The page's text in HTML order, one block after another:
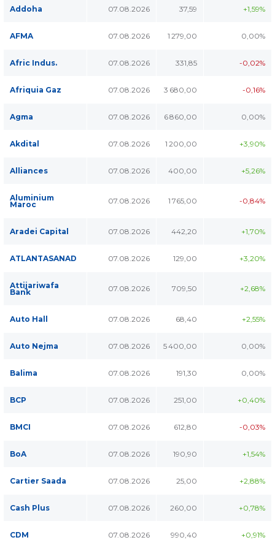
Addoha 07.08.2026 37,59 +1,59%
AFMA 07.08.2026 1 279,00 0,00%
Afric Indus. 07.08.2026 331,85 -0,02%
Afriquia Gaz 07.08.2026 3 680,00 -0,16%
Agma 07.08.2026 6 860,00 0,00%
Akdital 07.08.2026 1 200,00 +3,90%
Alliances 07.08.2026 400,00 +5,26%
Aluminium
Maroc 07.08.2026 1 765,00 -0,84%
Aradei Capital 07.08.2026 442,20 +1,70%
ATLANTASANAD 07.08.2026 129,00 +3,20%
Attijariwafa
Bank 07.08.2026 709,50 +2,68%
Auto Hall 07.08.2026 68,40 +2,55%
Auto Nejma 07.08.2026 5 400,00 0,00%
Balima 07.08.2026 191,30 0,00%
BCP 07.08.2026 251,00 +0,40%
BMCI 07.08.2026 612,80 -0,03%
BoA 07.08.2026 190,90 +1,54%
Cartier Saada 07.08.2026 25,00 +2,88%
Cash Plus 07.08.2026 260,00 +0,78%
CDM 07.08.2026 990,40 +0,91%